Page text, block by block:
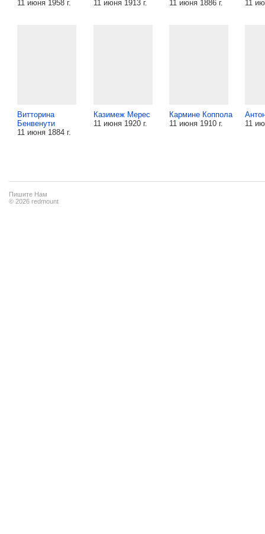
11 июня 1958 г.
11 июня 1913 г.
11 июня 1886 г.
11
Витторина
Бенвенути
11 июня 1884 г.
Казимеж Мерес
11 июня 1920 г.
Кармине Коппола
11 июня 1910 г.
11
Пишите Нам
© 2026 redmount